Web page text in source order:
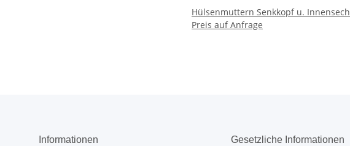
Hülsenmuttern Senkkopf u.
Preis auf Anfrage
Informationen Gesetzliche Informationen